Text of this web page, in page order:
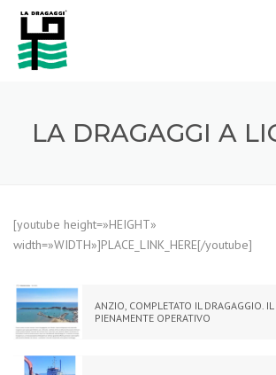
LA DRAGAGGI A
[youtube height=»HEIGHT»
width=»WIDTH»]PLACE_LINK_HERE[/youtube]
ANZIO, COMPLETATO IL DRAGAGGIO.
PIENAMENTE OPERATIVO